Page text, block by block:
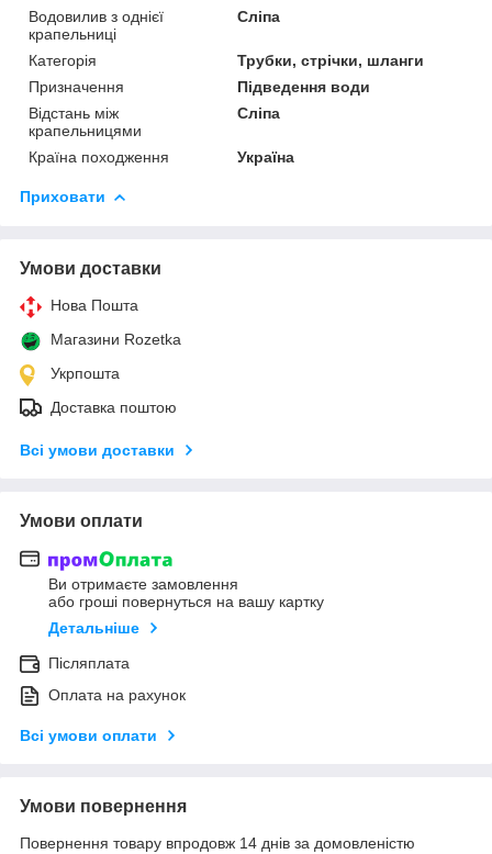
Водовилив з однієї
крапельниці
Сліпа
Категорія
Трубки, стрічки, шланги
Призначення
Підведення води
Відстань між
крапельницями
Сліпа
Країна походження Україна
Приховати
Умови доставки
Нова Пошта
Магазини Rozetka
Укрпошта
Доставка поштою
Всі умови доставки
Умови оплати
Ви отримаєте замовлення
або гроші повернуться на вашу картку
Детальніше
Післяплата
Оплата на рахунок
Всі умови оплати
Умови повернення
Повернення товару впродовж 14 днів за домовленістю